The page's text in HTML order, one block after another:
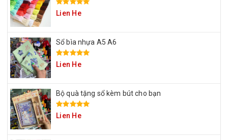
Lien He
Sổ bìa nhựa A5 A6
Lien He
Bộ quà tặng sổ kèm bút cho bạn
Lien He